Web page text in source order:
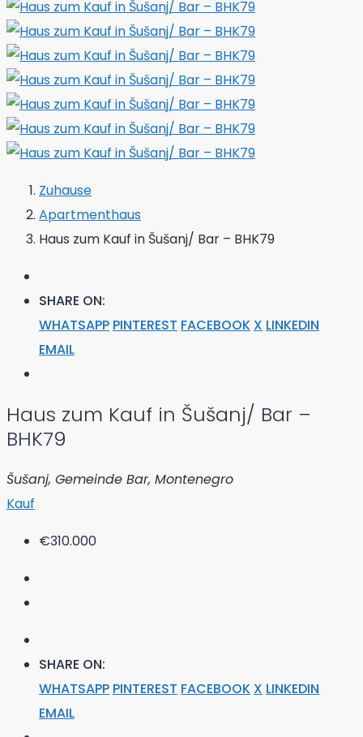
Zuhause
Apartmenthaus
Haus zum Kauf in Šušanj/ Bar – BHK79
SHARE ON:
WHATSAPP PINTEREST FACEBOOK X LINKEDIN
EMAIL
Haus zum Kauf in Šušanj/ Bar –
BHK79
Šušanj, Gemeinde Bar, Montenegro
Kauf
€310.000
SHARE ON:
WHATSAPP PINTEREST FACEBOOK X LINKEDIN
EMAIL